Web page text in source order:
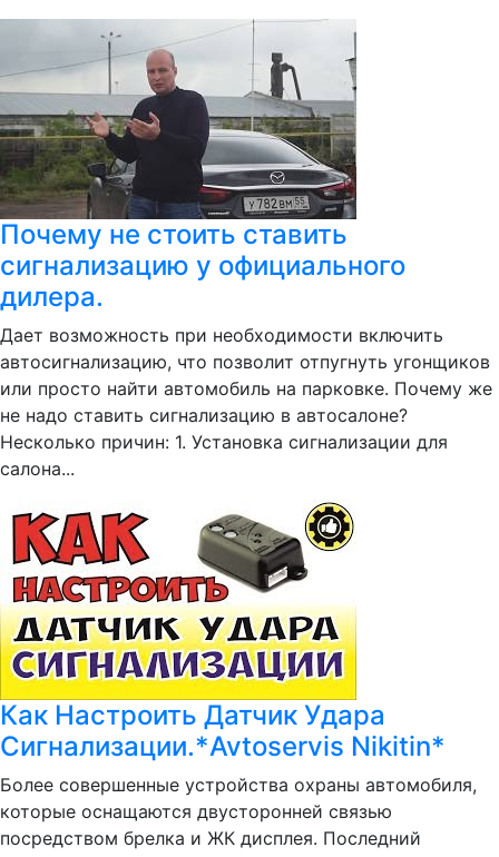
Почему не стоить ставить
сигнализацию у официального
дилера.
Дает возможность при необходимости включить
автосигнализацию, что позволит отпугнуть угонщиков
или просто найти автомобиль на парковке. Почему же
не надо ставить сигнализацию в автосалоне?
Несколько причин: 1. Установка сигнализации для
салона...
Как Настроить Датчик Удара
Сигнализации.*Avtoservis Nikitin*
Более совершенные устройства охраны автомобиля,
которые оснащаются двусторонней связью
посредством брелка и ЖК дисплея. Последний